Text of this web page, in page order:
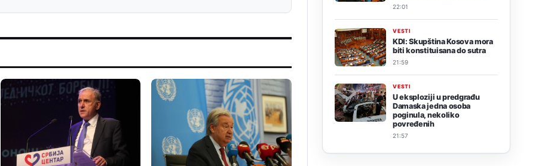
22:01
VESTI
KDI: Skupština Kosova mora
biti konstituisana do sutra
21:59
VESTI
U eksploziji u predgrađu
Damaska jedna osoba
poginula, nekoliko
povređenih
21:57